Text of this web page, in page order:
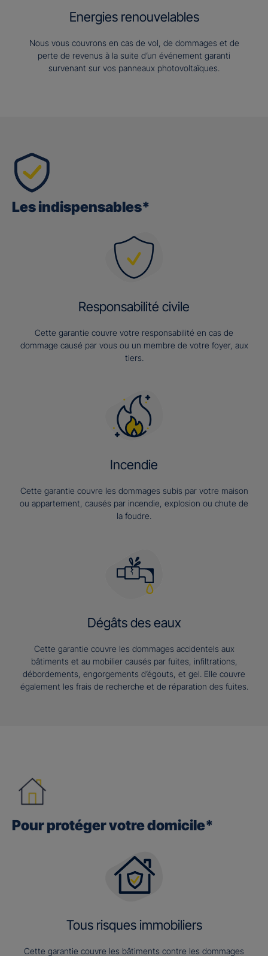
Energies renouvelables
Nous vous couvrons en cas de vol, de dommages et de
perte de revenus à la suite d’un événement garanti
survenant sur vos panneaux photovoltaïques.
Les indispensables*
Responsabilité civile
Cette garantie couvre votre responsabilité en cas de
dommage causé par vous ou un membre de votre foyer, aux
tiers.
Incendie
Cette garantie couvre les dommages subis par votre maison
ou appartement, causés par incendie, explosion ou chute de
la foudre.
Dégâts des eaux
Cette garantie couvre les dommages accidentels aux
bâtiments et au mobilier causés par fuites, infiltrations,
débordements, engorgements d’égouts, et gel. Elle couvre
également les frais de recherche et de réparation des fuites.
Pour protéger votre domicile*
Tous risques immobiliers
Cette garantie couvre les bâtiments contre les dommages